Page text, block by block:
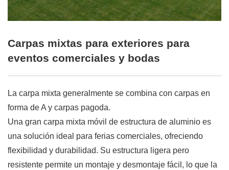
Carpas mixtas para exteriores para
eventos comerciales y bodas
La carpa mixta generalmente se combina con carpas en
forma de A y carpas pagoda.
Una gran carpa mixta móvil de estructura de aluminio es
una solución ideal para ferias comerciales, ofreciendo
flexibilidad y durabilidad. Su estructura ligera pero
resistente permite un montaje y desmontaje fácil, lo que la